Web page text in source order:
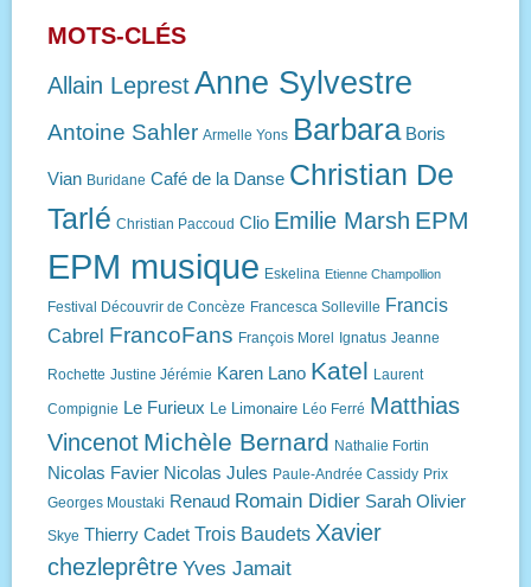
MOTS-CLÉS
Allain LeprestAnne Sylvestre
Antoine Sahler Armelle Yons Barbara Boris
Vian Buridane Café de la Danse Christian De
Tarlé Christian Paccoud Clio Emilie Marsh EPM
EPM musique Eskelina Etienne Champollion
Festival Découvrir de Concèze Francesca Solleville Francis
Cabrel FrancoFans François Morel Ignatus Jeanne
Rochette Justine Jérémie Karen Lano Katel Laurent
Compignie Le Furieux Le Limonaire Léo Ferré Matthias
Vincenot Michèle Bernard Nathalie Fortin
Nicolas Favier Nicolas Jules Paule-Andrée Cassidy Prix
Georges Moustaki Renaud Romain Didier Sarah Olivier
Skye Thierry Cadet Trois Baudets Xavier
chezleprêtre Yves Jamait